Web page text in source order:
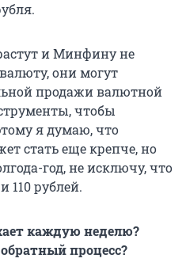
и Минфину не
они могут
продажи валютной
чтобы
я думаю, что
стать еще крепче, но
год, не исключу, что
110 рублей.
каждую неделю?
процесс?